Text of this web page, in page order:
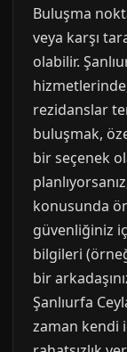
Buluşma
veya karşı
olabilir.
rezidanslar
buluşmak,
bir seçenek
konusunda
güvenliğiniz
bilgileri
bir
Şanlıurfa
zaman kendi